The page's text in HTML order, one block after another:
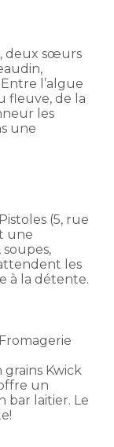
deux sœurs
l’algue
fleuve, de la
les
une
(5, rue
une
soupes,
les
à la détente.
Kwick
un
bar laitier. Le